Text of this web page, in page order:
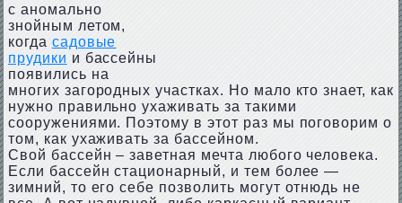
с аномально
знойным летом,
когда садовые
прудики и бассейны
появились на
многих загородных участках. Но мало кто знает, как
нужно правильно ухаживать за такими
сооружениями. Поэтому в этот раз мы поговорим о
том, как ухаживать за бассейном.
Свой бассейн – заветная мечта любого человека.
Если бассейн стационарный, и тем более —
зимний, то его себе позволить могут отнюдь не